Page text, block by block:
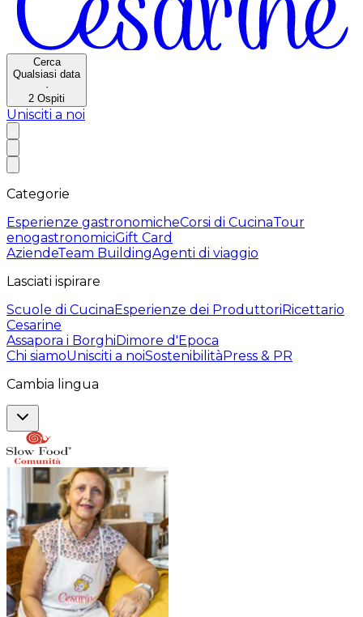
Cerca
Qualsiasi data
·
2 Ospiti
Unisciti a noi
Categorie
Esperienze gastronomicheCorsi di CucinaTour
enogastronomiciGift Card
AziendeTeam BuildingAgenti di viaggio
Lasciati ispirare
Scuole di CucinaEsperienze dei ProduttoriRicettario
Cesarine
Assapora i BorghiDimore d'Epoca
Chi siamoUnisciti a noiSostenibilitàPress & PR
Cambia lingua